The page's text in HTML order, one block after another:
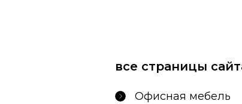
все страницы
Офисная мебель